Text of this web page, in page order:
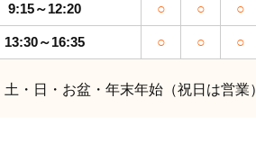
9:15～12:20 ○ ○ ○
13:30～16:35 ○ ○ ○
土・日・お盆・年末年始（祝日は営業）